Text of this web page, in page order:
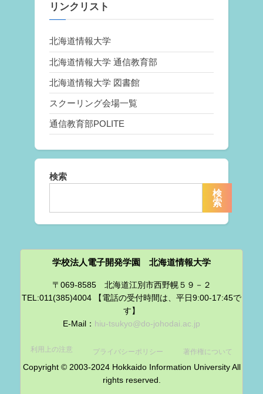
リンクリスト
北海道情報大学
北海道情報大学 通信教育部
北海道情報大学 図書館
スクーリング会場一覧
通信教育部POLITE
検索
検
索
学校法人電子開発学園 北海道情報大学
〒069-8585 北海道江別市西野幌５９－２
TEL:011(385)4004 【電話の受付時間は、平日9:00-17:45で
す】
E-Mail： hiu-tsukyo@do-johodai.ac.jp
利用上の注意 プライバシーポリシー 著作権について
Copyright © 2003-2024 Hokkaido Information University All
rights reserved.